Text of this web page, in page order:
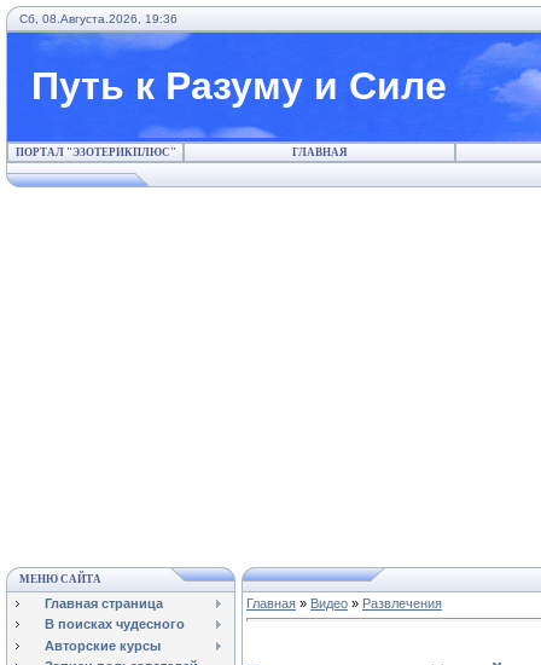
Сб, 08.Августа.2026, 19:36
Путь к Разуму и Силе
ПОРТАЛ "ЭЗОТЕРИКПЛЮС" ГЛАВНАЯ
МЕНЮ САЙТА
Главная страница
В поисках чудесного
Авторские курсы
Главная » Видео » Развлечения